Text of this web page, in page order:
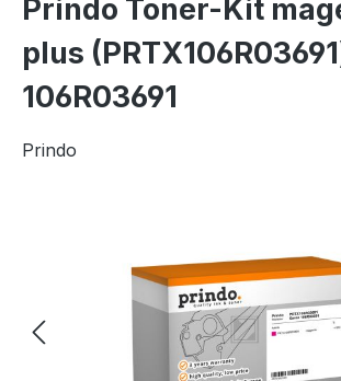
Prindo Toner-Kit
plus
106R03691
Prindo